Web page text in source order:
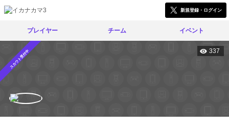
新規登録・ログイン
プレイヤー チーム イベント
スカウト受付中 337